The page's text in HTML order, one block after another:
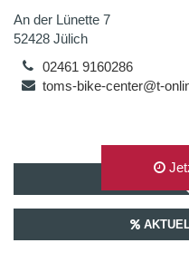
An der Lünette 7
52428 Jülich
02461 9160286
toms-bike-center@t-
AUF